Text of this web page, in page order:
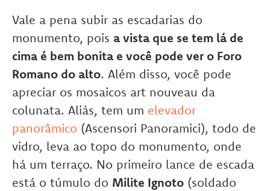
Vale a pena subir as escadarias do
monumento, pois a vista que se tem lá de
cima é bem bonita e você pode ver o Foro
Romano do alto. Além disso, você pode
apreciar os mosaicos art nouveau da
colunata. Aliás, tem um elevador
panorâmico (Ascensori Panoramici), todo de
vidro, leva ao topo do monumento, onde
há um terraço. No primeiro lance de escada
está o túmulo do Milite Ignoto (soldado